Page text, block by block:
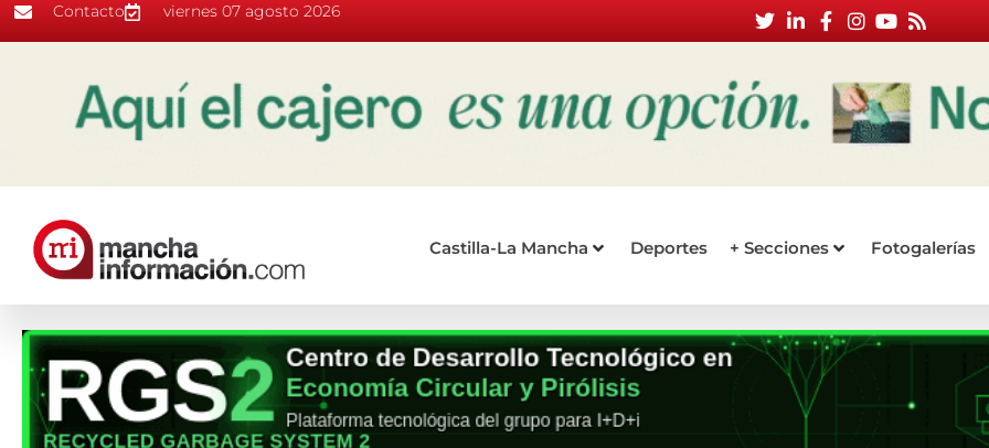
Contacto viernes 07 agosto 2026
Castilla-La Mancha Deportes + Secciones Fotogalerías